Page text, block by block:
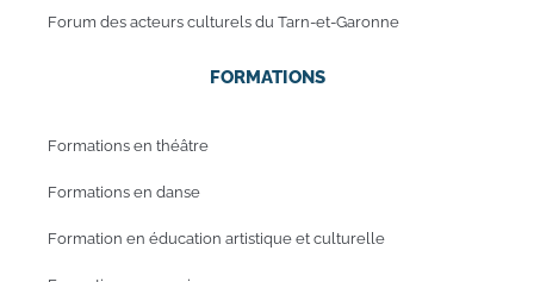
Forum des acteurs culturels du Tarn-et-Garonne
FORMATIONS
Formations en théâtre
Formations en danse
Formation en éducation artistique et culturelle